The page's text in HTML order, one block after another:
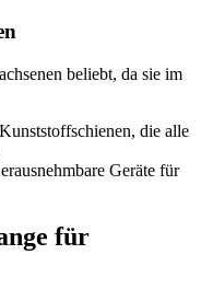
beliebt, da sie im
die alle
Geräte für
für